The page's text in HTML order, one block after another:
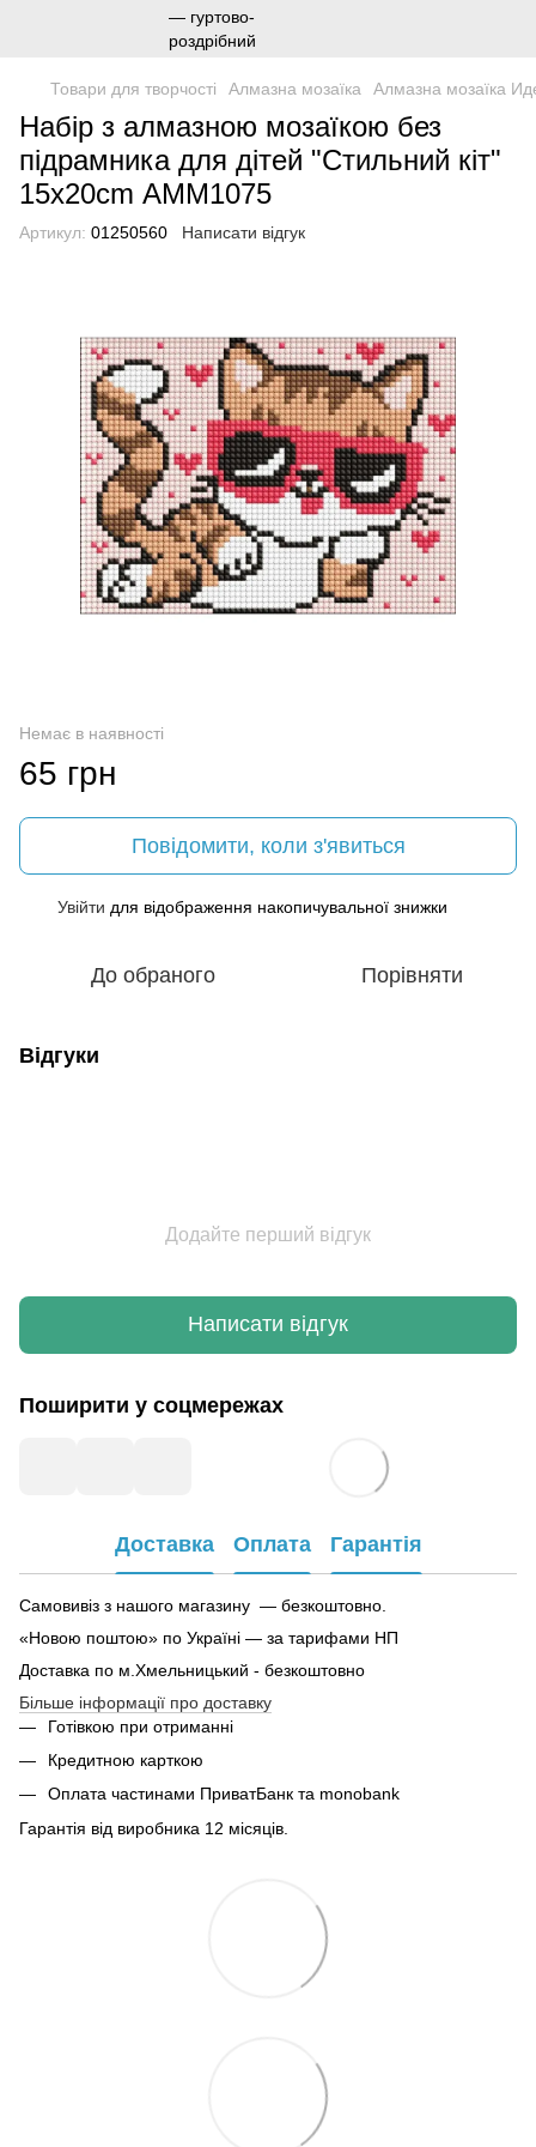
Товари для творчості Алмазна мозаїка Алмазна мозаїка
Набір з алмазною мозаїкою без
підрамника для дітей "Стильний кіт"
15х20cm АММ1075
Артикул: 01250560 Написати відгук
Немає в наявності
65 грн
Повідомити, коли з'явиться
Увійти для відображення накопичувальної знижки
До обраного Порівняти
Відгуки
Додайте перший відгук
Написати відгук
Поширити у соцмережах
Доставка Оплата Гарантія
Самовивіз з нашого магазину — безкоштовно.
«Новою поштою» по Україні — за тарифами НП
Доставка по м.Хмельницький - безкоштовно
Більше інформації про доставку
Готівкою при отриманні
Кредитною карткою
Оплата частинами ПриватБанк та monobank
Гарантія від виробника 12 місяців.